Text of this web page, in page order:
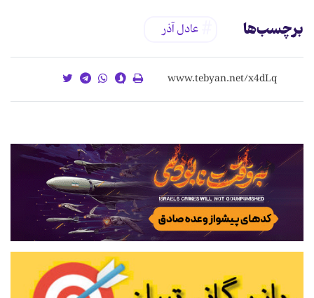
برچسب‌ها عادل آذر